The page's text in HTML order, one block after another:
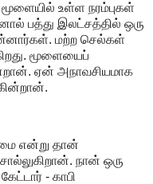
உள்ள நரம்புகள்
பத்து இலட்சத்தில் ஒரு
மற்ற செல்கள்
மூளையைப்
ஏன் அநாவசியமாக
என்று தான்
நான் ஒரு
- காபி